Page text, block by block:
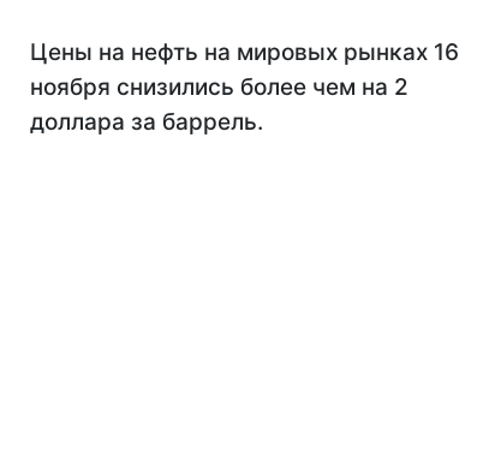
Цены на нефть на мировых рынках 16
ноября снизились более чем на 2
доллара за баррель.